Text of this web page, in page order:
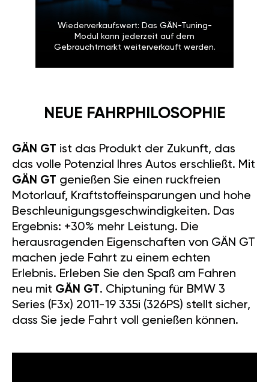
Wiederverkaufswert: Das GÄN-Tuning-
Modul kann jederzeit auf dem
Gebrauchtmarkt weiterverkauft werden.
NEUE FAHRPHILOSOPHIE
GÄN GT ist das Produkt der Zukunft, das
das volle Potenzial Ihres Autos erschließt. Mit
GÄN GT genießen Sie einen ruckfreien
Motorlauf, Kraftstoffeinsparungen und hohe
Beschleunigungsgeschwindigkeiten. Das
Ergebnis: +30% mehr Leistung. Die
herausragenden Eigenschaften von GÄN GT
machen jede Fahrt zu einem echten
Erlebnis. Erleben Sie den Spaß am Fahren
neu mit GÄN GT. Chiptuning für BMW 3
Series (F3x) 2011-19 335i (326PS) stellt sicher,
dass Sie jede Fahrt voll genießen können.